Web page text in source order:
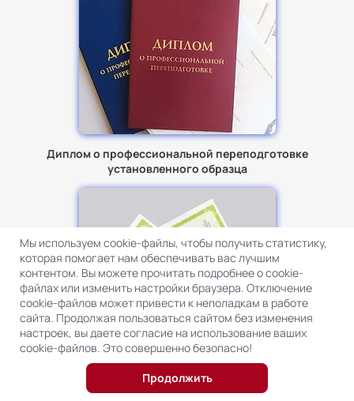
Диплом о профессиональной переподготовке
установленного образца
Мы используем cookie-файлы, чтобы получить статистику,
которая помогает нам обеспечивать вас лучшим
контентом. Вы можете прочитать подробнее о cookie-
файлах или изменить настройки браузера. Отключение
cookie-файлов может привести к неполадкам в работе
сайта. Продолжая пользоваться сайтом без изменения
настроек, вы даете согласие на использование ваших
cookie-файлов. Это совершенно безопасно!
Продолжить